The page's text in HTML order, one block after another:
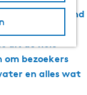
Visit Friesland
uit de hele
om bezoekers
en alles wat